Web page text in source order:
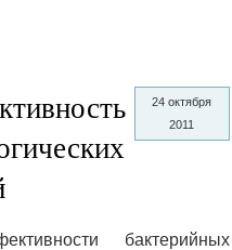
24 октября
2011
бактерийных